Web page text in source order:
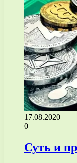
17.08.2020
0
Суть и